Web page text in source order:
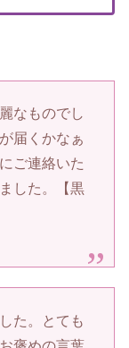
なものでし
届くかなぁ
ご連絡いた
した。【黒
た。とても